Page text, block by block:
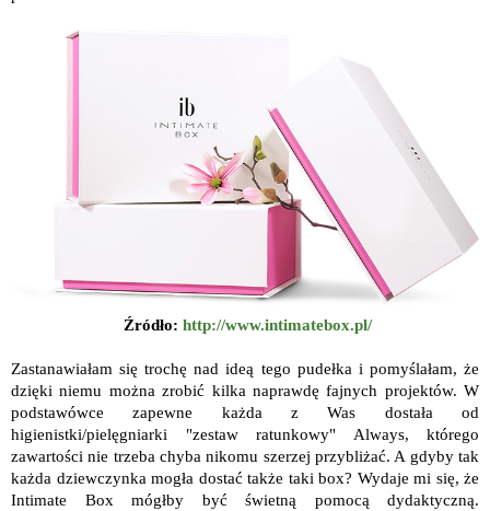
Źródło: http://www.intimatebox.pl/
Zastanawiałam się trochę nad ideą tego pudełka i pomyślałam, że
dzięki niemu można zrobić kilka naprawdę fajnych projektów. W
podstawówce zapewne każda z Was dostała od
higienistki/pielęgniarki "zestaw ratunkowy" Always, którego
zawartości nie trzeba chyba nikomu szerzej przybliżać. A gdyby tak
każda dziewczynka mogła dostać także taki box? Wydaje mi się, że
Intimate Box mógłby być świetną pomocą dydaktyczną.